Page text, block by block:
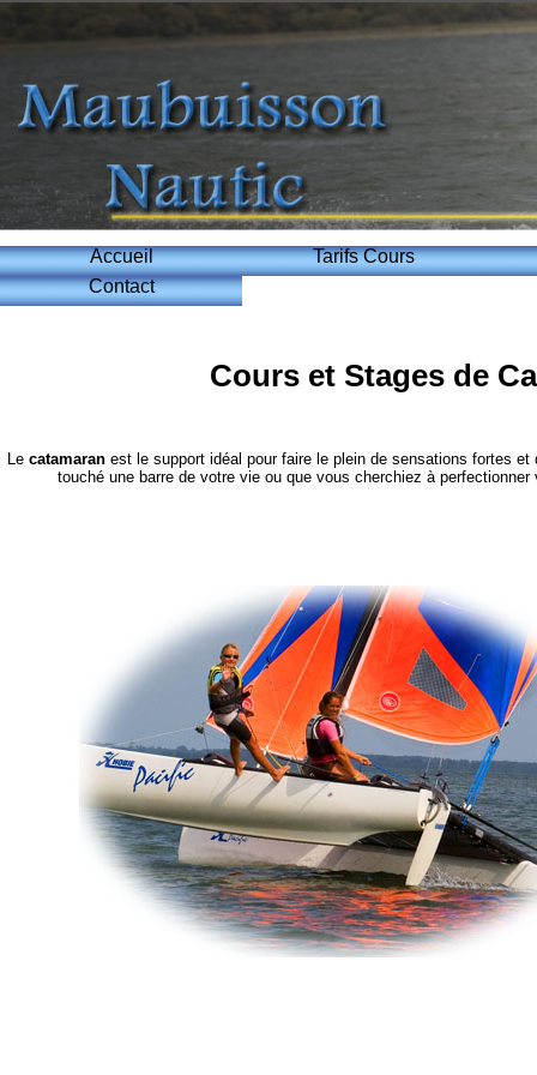
Accueil
Tarifs Cours
Contact
Cours et Stages de
Le catamaran est le support idéal pour faire le plein de sensations fortes
touché une barre de votre vie ou que vous cherchiez à